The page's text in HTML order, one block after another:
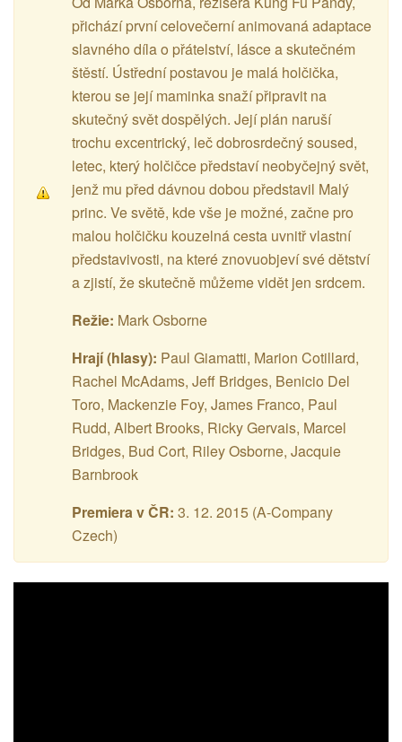
přichází první celovečerní animovaná adaptace
slavného díla o přátelství, lásce a skutečném
štěstí. Ústřední postavou je malá holčička,
kterou se její maminka snaží připravit na
skutečný svět dospělých. Její plán naruší
trochu excentrický, leč dobrosrdečný soused,
letec, který holčičce představí neobyčejný svět,
jenž mu před dávnou dobou představil Malý
princ. Ve světě, kde vše je možné, začne pro
malou holčičku kouzelná cesta uvnitř vlastní
představivosti, na které znovuobjeví své dětství
a zjistí, že skutečně můžeme vidět jen srdcem.
Režie: Mark Osborne
Hrají (hlasy): Paul Giamatti, Marion Cotillard,
Rachel McAdams, Jeff Bridges, Benicio Del
Toro, Mackenzie Foy, James Franco, Paul
Rudd, Albert Brooks, Ricky Gervais, Marcel
Bridges, Bud Cort, Riley Osborne, Jacquie
Barnbrook
Premiera v ČR: 3. 12. 2015 (A-Company
Czech)